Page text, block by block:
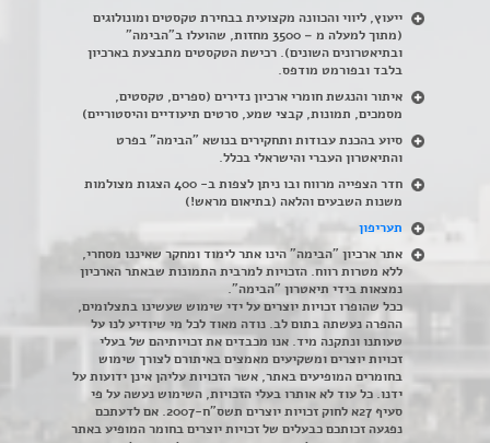
ייעוץ, ליווי והכוונה מקצועית בבחירת טקסטים ומונולוגים
(מתוך למעלה מ – 3500 מחזות, שהועלו ב"הבימה"
ובתיאטרונים השונים). רכישת הטקסטים מתבצעת בארכיון
בלבד ובפורמט מודפס.
איתור והנגשת חומרי ארכיון נדירים (ספרים, טקסטים,
מסמכים, תמונות, קבצי שמע, סרטים תיעודיים והיסטוריים)
סיוע בהכנת עבודות ותחקירים בנושא "הבימה" בפרט
והתיאטרון העברי והישראלי בכלל.
חדר הצפייה מרווח ובו ניתן לצפות ב- 400 הצגות מצולמות
משנות השבעים והלאה (בתיאום מראש!)
תעריפון
אתר ארכיון "הבימה" הינו אתר לימוד ומחקר שאיננו מסחרי,
ללא מטרות רווח. הזכויות למרבית התמונות שבאתר הארכיון
נמצאות בידי תיאטרון "הבימה".
ככל שהופרו זכויות יוצרים על ידי שימוש שעשינו בתצלומים,
ההפרה נעשתה בתום לב. נודה מאוד לכל מי שיודיע לנו על
טעותנו ונתקנה מיד. אנו מכבדים את זכויותיהם של בעלי
זכויות יוצרים ומשקיעים מאמצים באיתורם לצורך שימוש
בחומרים המופיעים באתר, אשר הזכויות עליהן אינן ידועות על
ידנו. כל עוד לא אותרו בעלי הזכויות, השימוש נעשה על פי
סעיף 27א לחוק זכויות יוצרים תשס"ח-2007. אם לדעתכם
נפגעה זכותכם כבעלים של זכויות יוצרים בחומר המופיע באתר